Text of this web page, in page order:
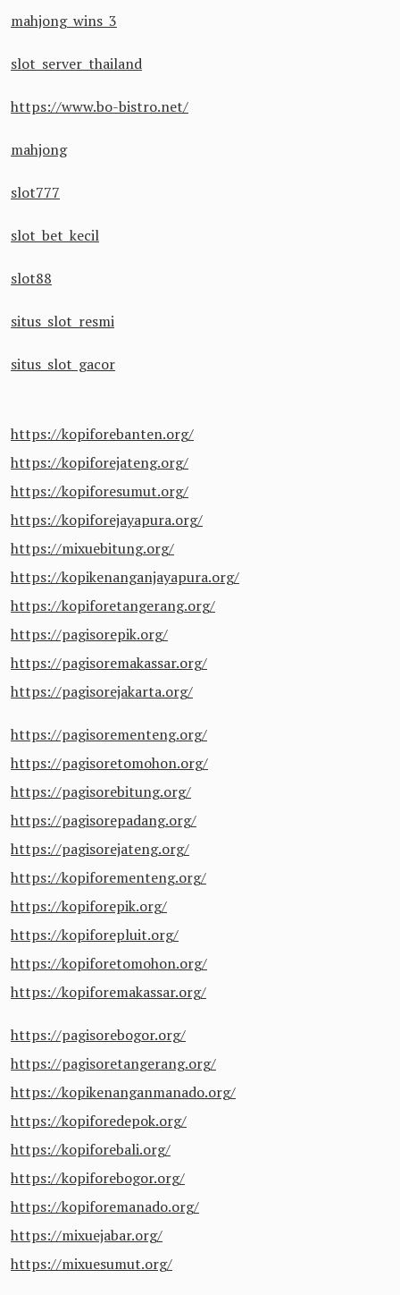
mahjong wins 3
slot server thailand
https://www.bo-bistro.net/
mahjong
slot777
slot bet kecil
slot88
situs slot resmi
situs slot gacor
https://kopiforebanten.org/
https://kopiforejateng.org/
https://kopiforesumut.org/
https://kopiforejayapura.org/
https://mixuebitung.org/
https://kopikenanganjayapura.org/
https://kopiforetangerang.org/
https://pagisorepik.org/
https://pagisoremakassar.org/
https://pagisorejakarta.org/
https://pagisorementeng.org/
https://pagisoretomohon.org/
https://pagisorebitung.org/
https://pagisorepadang.org/
https://pagisorejateng.org/
https://kopiforementeng.org/
https://kopiforepik.org/
https://kopiforepluit.org/
https://kopiforetomohon.org/
https://kopiforemakassar.org/
https://pagisorebogor.org/
https://pagisoretangerang.org/
https://kopikenanganmanado.org/
https://kopiforedepok.org/
https://kopiforebali.org/
https://kopiforebogor.org/
https://kopiforemanado.org/
https://mixuejabar.org/
https://mixuesumut.org/